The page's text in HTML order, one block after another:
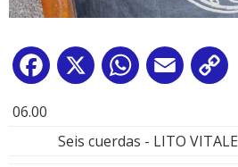
Facebook
X WhatsApp
Email
06.00
Seis cuerdas - LITO VITALE